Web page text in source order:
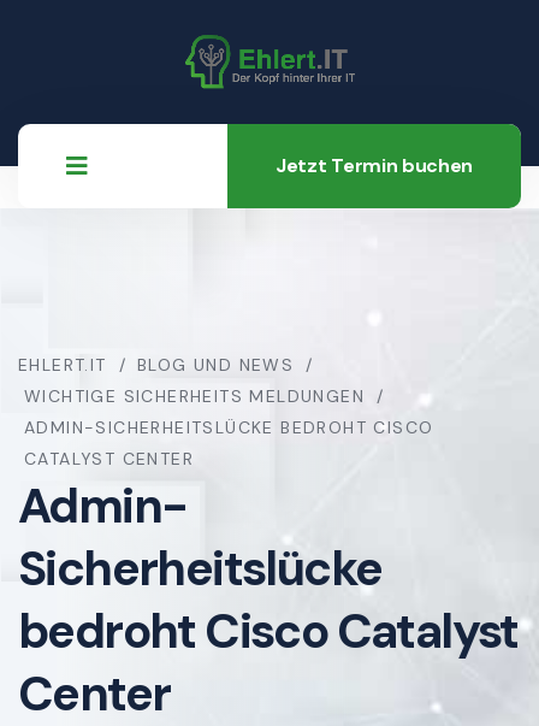
Jetzt Termin buchen
EHLERT.IT
BLOG UND NEWS
WICHTIGE SICHERHEITS MELDUNGEN
ADMIN-SICHERHEITSLÜCKE BEDROHT CISCO
CATALYST CENTER
Admin-
Sicherheitslücke
bedroht Cisco Catalyst
Center